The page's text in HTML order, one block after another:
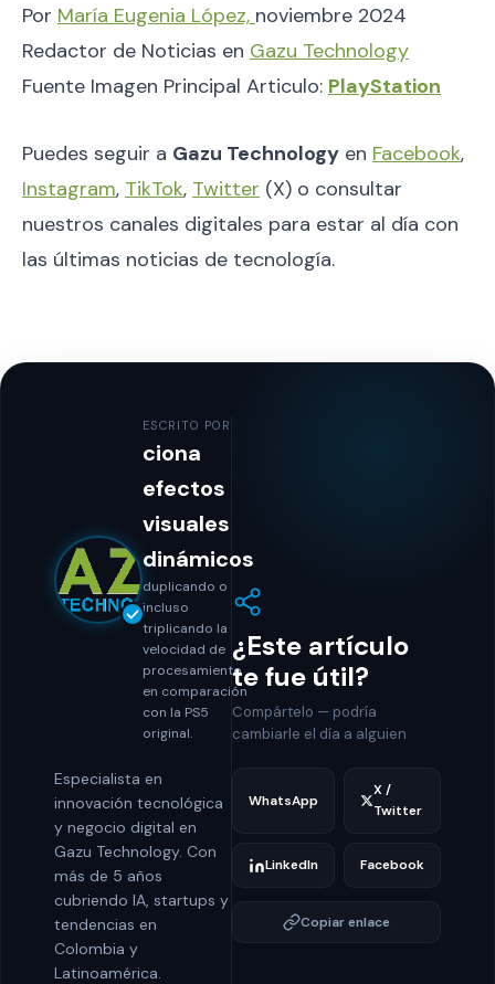
Por María Eugenia López, noviembre 2024
Redactor de Noticias en Gazu Technology
Fuente Imagen Principal Articulo: PlayStation
Puedes seguir a Gazu Technology en Facebook,
Instagram, TikTok, Twitter (X) o consultar
nuestros canales digitales para estar al día con
las últimas noticias de tecnología.
ESCRITO POR
ciona
efectos
visuales
dinámicos
duplicando o
incluso
triplicando la
velocidad de
procesamiento
en comparación
con la PS5
original.
Especialista en
innovación tecnológica
y negocio digital en
Gazu Technology. Con
más de 5 años
cubriendo IA, startups y
tendencias en
Colombia y
Latinoamérica.
¿Este artículo
te fue útil?
Compártelo — podría
cambiarle el día a alguien
WhatsApp
X /
Twitter
LinkedIn Facebook
Copiar enlace